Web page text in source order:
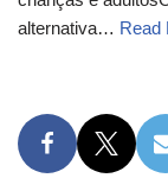
alternativa… Read